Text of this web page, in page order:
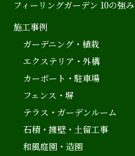
フィーリングガーデン 10の強み
施工事例
ガーデニング・植栽
エクステリア・外構
カーポート・駐車場
フェンス・塀
テラス・ガーデンルーム
石積・擁壁・土留工事
和風庭園・造園